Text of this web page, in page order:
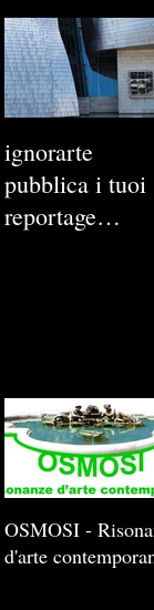
ignorarte
pubblica i tuoi
reportage
OSMOSI -
d'arte